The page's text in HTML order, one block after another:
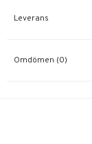
Leverans
Omdömen (0)